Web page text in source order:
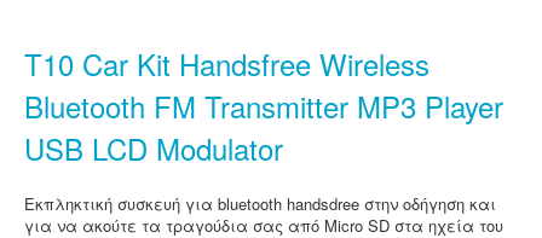
T10 Car Kit Handsfree Wireless
Bluetooth FM Transmitter MP3 Player
USB LCD Modulator
Εκπληκτική συσκευή για bluetooth handsdree στην οδήγηση και
για να ακούτε τα τραγούδια σας από Micro SD στα ηχεία του